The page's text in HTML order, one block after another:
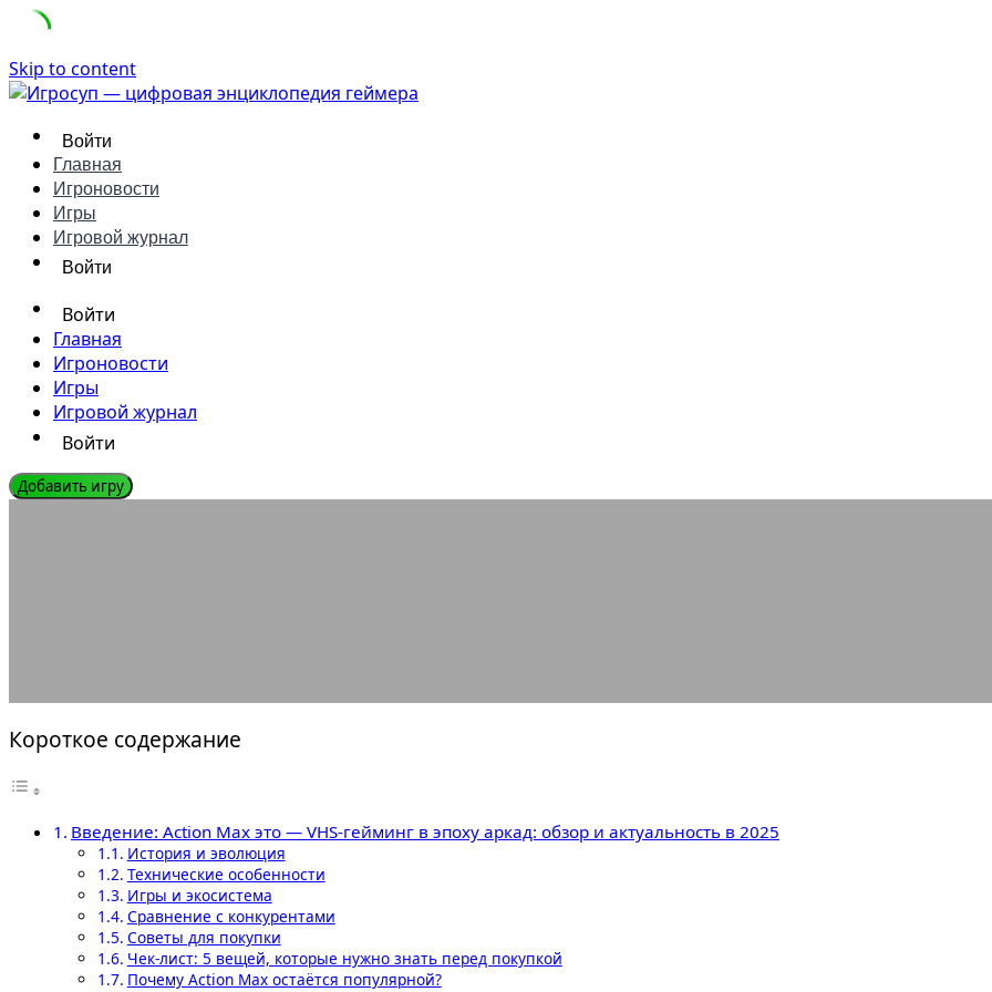
Skip to content
Войти
Главная
Игроновости
Игры
Игровой журнал
Войти
Войти
Главная
Игроновости
Игры
Игровой журнал
Войти
Добавить игру
Короткое содержание
Введение: Action Max это — VHS-гейминг в эпоху аркад: обзор и актуальность в 2025
История и эволюция
Технические особенности
Игры и экосистема
Сравнение с конкурентами
Советы для покупки
Чек-лист: 5 вещей, которые нужно знать перед покупкой
Почему Action Max остаётся популярной?